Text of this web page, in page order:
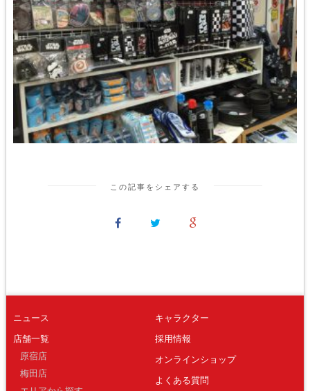
この記事をシェアする
ニュース
店舗一覧
原宿店
梅田店
キャラクター
採用情報
オンラインショップ
よくある質問